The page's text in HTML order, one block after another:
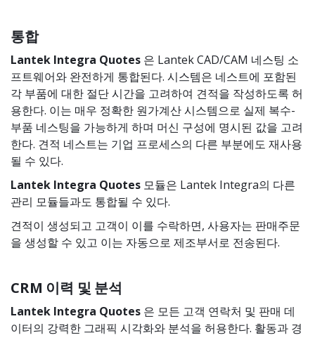
통합
Lantek Integra Quotes 은 Lantek CAD/CAM 네스팅 소
프트웨어와 완전하게 통합된다. 시스템은 네스트에 포함된
각 부품에 대한 절단 시간을 고려하여 견적을 작성하도록 허
용한다. 이는 매우 정확한 원가계산 시스템으로 실제 복수-
부품 네스팅을 가능하게 하며 머신 구성에 명시된 값을 고려
한다. 견적 네스트는 기업 프로세스의 다른 부분에도 재사용
될 수 있다.
Lantek Integra Quotes 모듈은 Lantek Integra의 다른
관리 모듈들과도 통합될 수 있다.
견적이 생성되고 고객이 이를 수락하면, 사용자는 판매주문
을 생성할 수 있고 이는 자동으로 제조부서로 전송된다.
CRM 이력 및 분석
Lantek Integra Quotes 은 모든 고객 연락처 및 판매 데
이터의 강력한 그래픽 시각화와 분석을 허용한다. 활동과 경